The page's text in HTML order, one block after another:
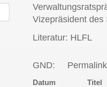
Vizepräsident des
Literatur: HLFL
GND:
Datum Titel